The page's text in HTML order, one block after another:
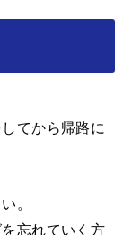
てから帰路に
。
忘れていく方